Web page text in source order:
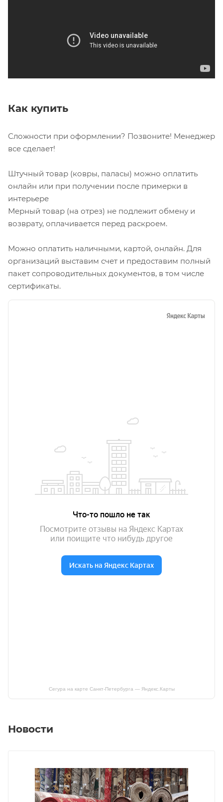
Как купить
Сложности при оформлении? Позвоните! Менеджер
все сделает!
Штучный товар (ковры, паласы) можно оплатить
онлайн или при получении после примерки в
интерьере
Мерный товар (на отрез) не подлежит обмену и
возврату, оплачивается перед раскроем.
Можно оплатить наличными, картой, онлайн. Для
организаций выставим счет и предоставим полный
пакет сопроводительных документов, в том числе
сертификаты.
Сегура на карте Санкт‑Петербурга — Яндекс.Карты
Новости